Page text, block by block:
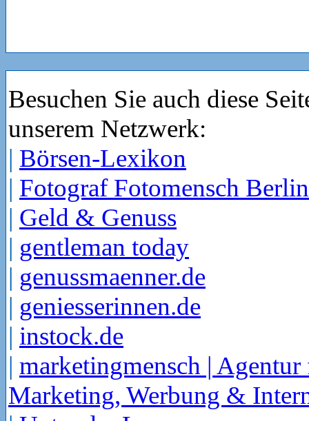
Besuchen Sie auch diese
unserem Netzwerk:
| Börsen-Lexikon
| Fotograf Fotomensch Berlin
| Geld & Genuss
| gentleman today
| genussmaenner.de
| geniesserinnen.de
| instock.de
| marketingmensch | Agentur
Marketing, Werbung &